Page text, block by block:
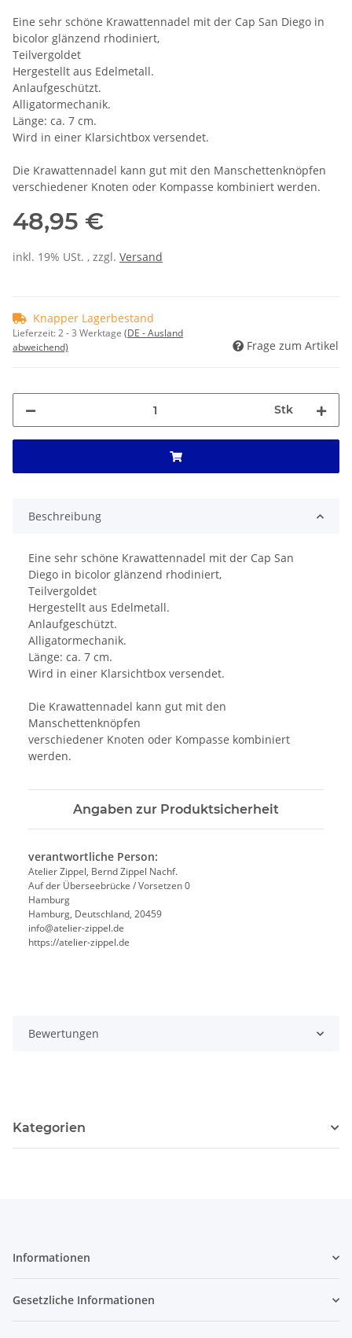
Eine sehr schöne Krawattennadel mit der Cap San Diego in
bicolor glänzend rhodiniert,
Teilvergoldet
Hergestellt aus Edelmetall.
Anlaufgeschützt.
Alligatormechanik.
Länge: ca. 7 cm.
Wird in einer Klarsichtbox versendet.
Die Krawattennadel kann gut mit den Manschettenknöpfen
verschiedener Knoten oder Kompasse kombiniert werden.
48,95 €
inkl. 19% USt. , zzgl. Versand
Knapper Lagerbestand
Lieferzeit:2 - 3 Werktage (DE - Ausland
abweichend)
Frage zum Artikel
Stk
Beschreibung
Eine sehr schöne Krawattennadel mit der Cap San
Diego in bicolor glänzend rhodiniert,
Teilvergoldet
Hergestellt aus Edelmetall.
Anlaufgeschützt.
Alligatormechanik.
Länge: ca. 7 cm.
Wird in einer Klarsichtbox versendet.
Die Krawattennadel kann gut mit den
Manschettenknöpfen
verschiedener Knoten oder Kompasse kombiniert
werden.
Angaben zur Produktsicherheit
verantwortliche Person:
Atelier Zippel, Bernd Zippel Nachf.
Auf der Überseebrücke / Vorsetzen 0
Hamburg
Hamburg, Deutschland, 20459
info@atelier-zippel.de
https://atelier-zippel.de
Bewertungen
Kategorien
Informationen
Gesetzliche Informationen